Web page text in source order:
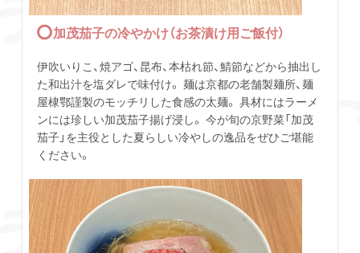
加茂茄子の冷やかけ（お茶漬け用ご飯付）
伊吹いりこ、焼アゴ、昆布、本枯れ節、鯖節などから抽出し
た和出汁を塩ダレで味付け。 麺は京都の老舗製麺所、麺
屋棣鄂謹製のモッチリした食感の太麺。 具材にはラーメ
ンには珍しい加茂茄子揚げ浸し。 今が旬の京野菜「加茂
茄子」を主役とした夏らしい冷やしの逸品をぜひご堪能
ください。